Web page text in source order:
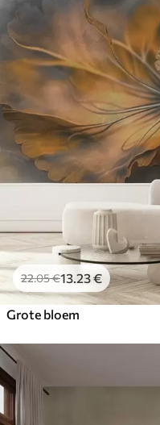
22.05€13 .23€
Grote bloem